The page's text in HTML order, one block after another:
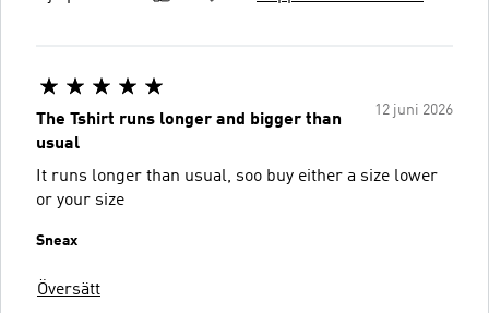
12 juni 2026
The Tshirt runs longer and bigger than
usual
It runs longer than usual, soo buy either a size lower
or your size
Sneax
Översätt